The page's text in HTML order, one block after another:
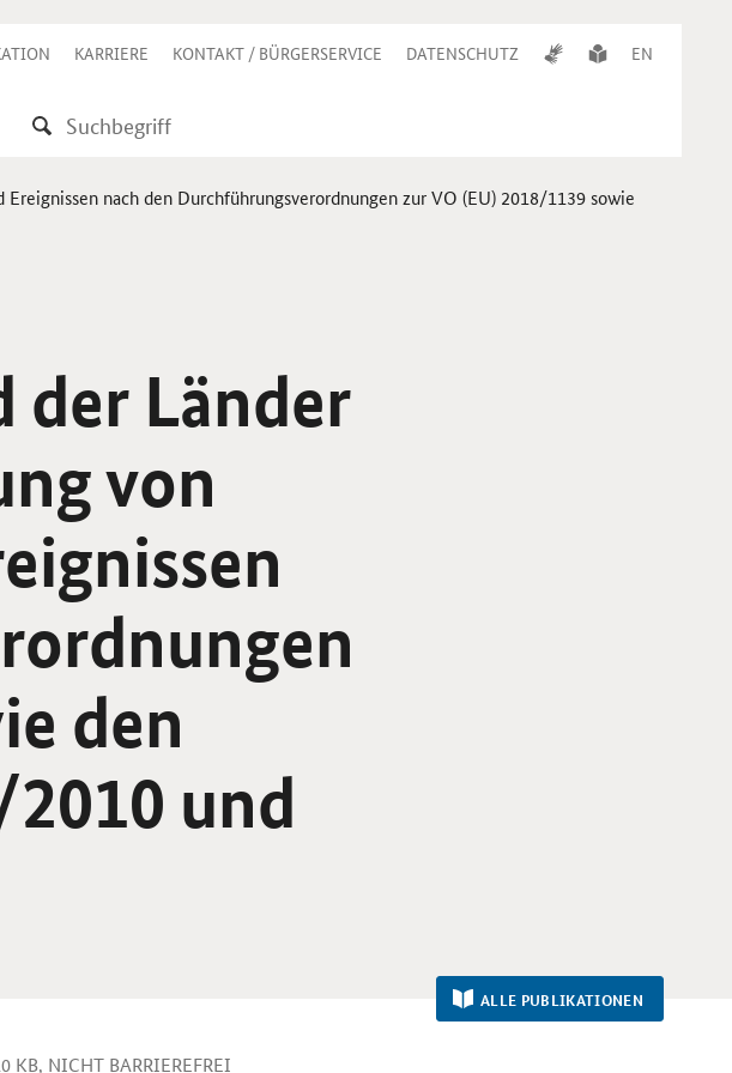
KARRIERE KONTAKT / BÜRGERSERVICE DATENSCHUTZ EN
nach den Durchführungs­verordnungen zur VO (EU) 2018/1139 sowie
der Länder
von
den
und
ALLE PUBLIKATIONEN
KB, NICHT BARRIEREFREI